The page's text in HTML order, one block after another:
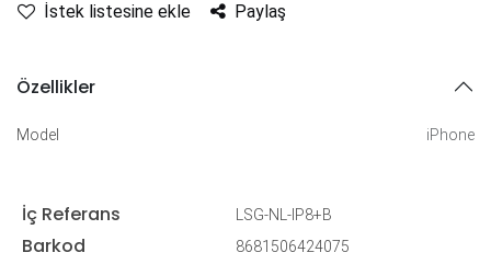
İstek listesine ekle Paylaş
Özellikler
Model iPhone
İç Referans LSG-NL-IP8+B
Barkod
8681506424075